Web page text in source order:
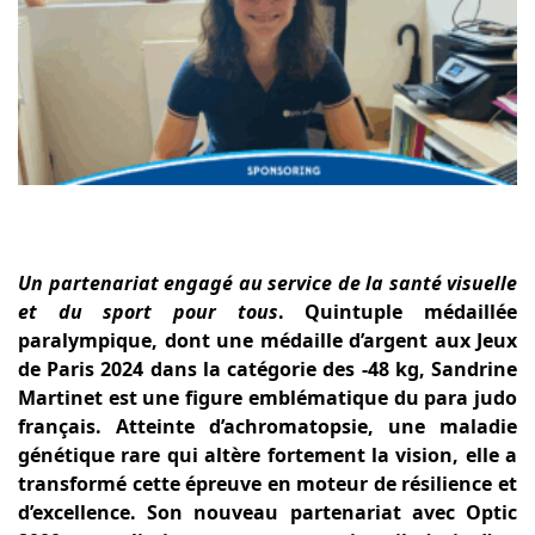
Un partenariat engagé au service de la santé visuelle
et du sport pour tous. Quintuple médaillée
paralympique, dont une médaille d’argent aux Jeux
de Paris 2024 dans la catégorie des -48 kg, Sandrine
Martinet est une figure emblématique du para judo
français. Atteinte d’achromatopsie, une maladie
génétique rare qui altère fortement la vision, elle a
transformé cette épreuve en moteur de résilience et
d’excellence. Son nouveau partenariat avec Optic